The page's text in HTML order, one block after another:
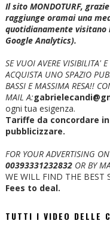
Il sito MONDOTURF,
raggiunge oramai una
quotidianamente
Google Analytics).
SE VUOI AVERE VISIBILITA'
ACQUISTA UNO SPAZIO
BASSI E MASSIMA RESA!!
MAIL A:
ogni tua esigenza.
Tariffe da concordare
pubblicizzare.
FOR YOUR ADVERTISING
00393331232832OR BY
WE WILL FIND THE BEST
Fees to deal.
TUTTI I VIDEO DELLE